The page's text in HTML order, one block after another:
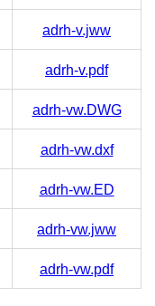
adrh-v.jww
adrh-v.pdf
adrh-vw.DWG
adrh-vw.dxf
adrh-vw.ED
adrh-vw.jww
adrh-vw.pdf